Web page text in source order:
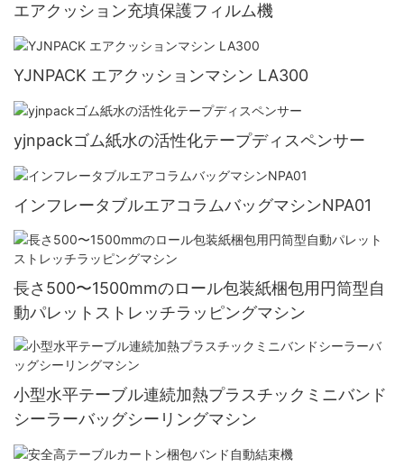
エアクッション充填保護フィルム機
YJNPACK エアクッションマシン LA300
yjnpackゴム紙水の活性化テープディスペンサー
インフレータブルエアコラムバッグマシンNPA01
長さ500〜1500mmのロール包装紙梱包用円筒型自
動パレットストレッチラッピングマシン
小型水平テーブル連続加熱プラスチックミニバンド
シーラーバッグシーリングマシン